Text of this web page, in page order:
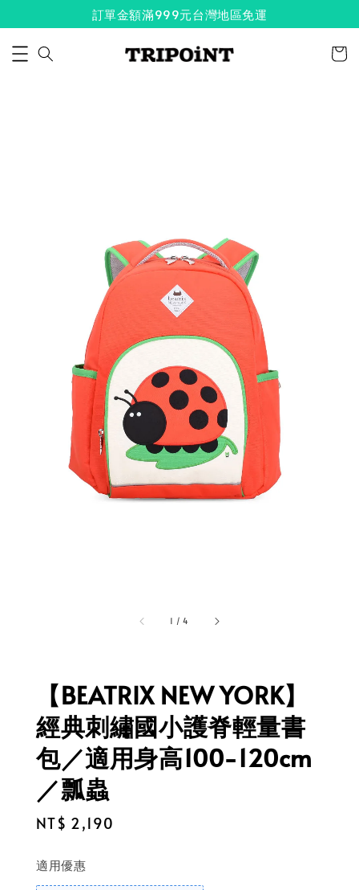
訂單金額滿999元台灣地區免運
1 /4
【BEATRIX NEW YORK】
經典刺繡國小護脊輕量書
包／適用身高100-120cm
／瓢蟲
Regular
NT$ 2,190
適用優惠